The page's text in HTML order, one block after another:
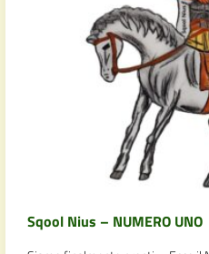
Sqool Nius – NUMERO UNO